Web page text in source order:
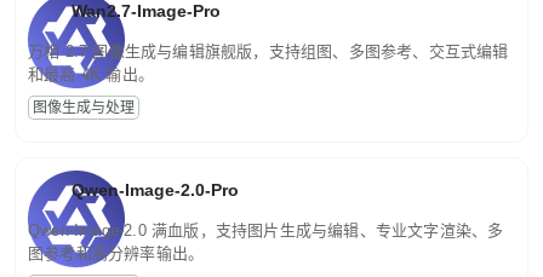
Wan2.7-Image-Pro
万相 2.7 图像生成与编辑旗舰版，支持组图、多图参考、交互式编辑
和最高 4K 输出。
图像生成与处理
Qwen-Image-2.0-Pro
Qwen-Image-2.0 满血版，支持图片生成与编辑、专业文字渲染、多
图参考和高分辨率输出。